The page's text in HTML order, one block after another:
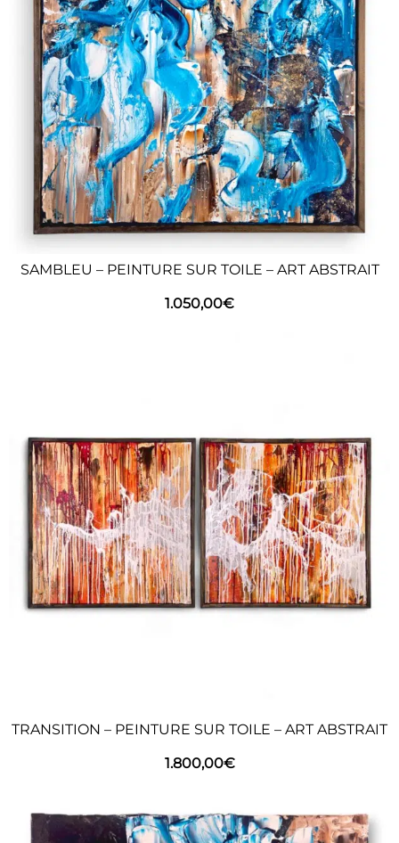
SAMBLEU – PEINTURE SUR TOILE – ART ABSTRAIT
1.050,00€
TRANSITION – PEINTURE SUR TOILE – ART ABSTRAIT
1.800,00€